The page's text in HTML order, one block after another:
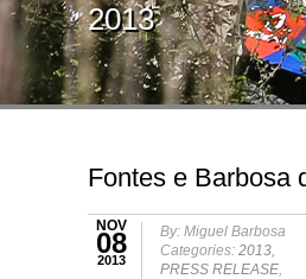
2013
Fontes e Barbosa
NOV
08
2013
By: Miguel Barbosa
Categories: 2013,
PRESS RELEASE,